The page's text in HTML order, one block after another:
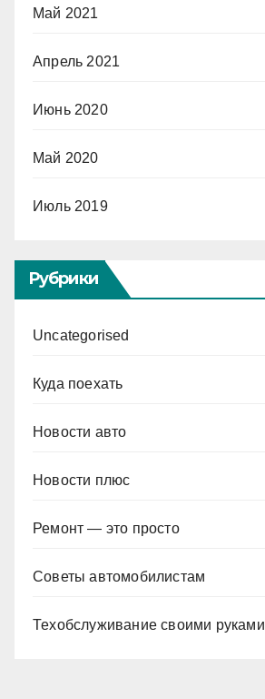
Май 2021
Апрель 2021
Июнь 2020
Май 2020
Июль 2019
Рубрики
Uncategorised
Куда поехать
Новости авто
Новости плюс
Ремонт — это просто
Советы автомобилистам
Техобслуживание своими руками